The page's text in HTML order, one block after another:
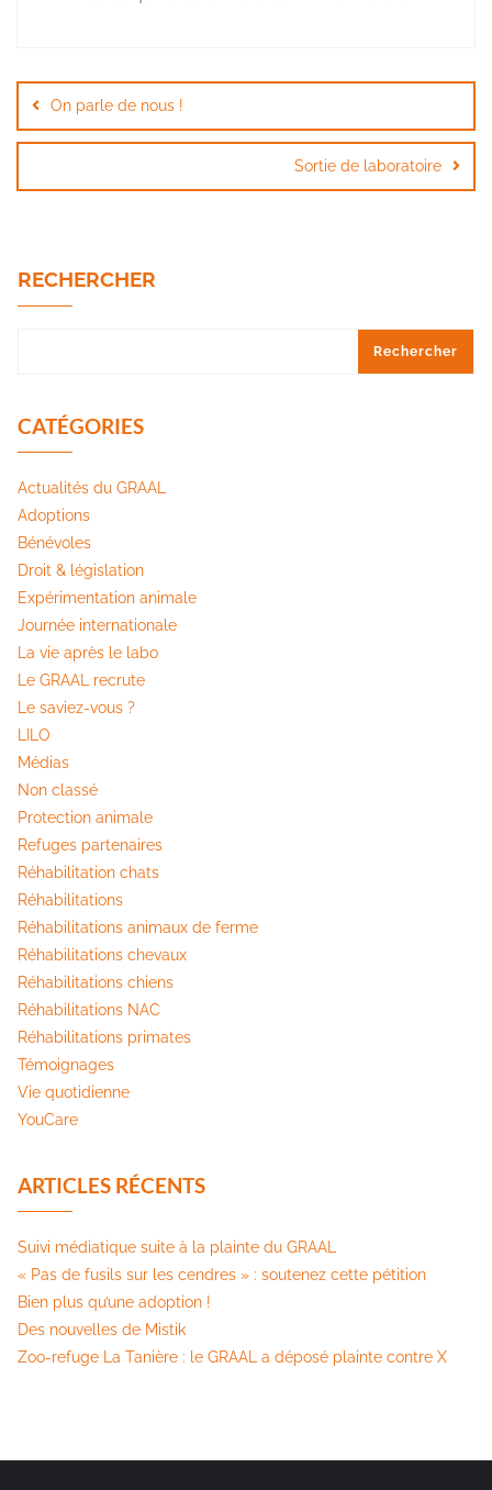
de
l’article
On parle de nous !
Sortie de laboratoire
RECHERCHER
Rechercher
CATÉGORIES
Actualités du GRAAL
Adoptions
Bénévoles
Droit & législation
Expérimentation animale
Journée internationale
La vie après le labo
Le GRAAL recrute
Le saviez-vous ?
LILO
Médias
Non classé
Protection animale
Refuges partenaires
Réhabilitation chats
Réhabilitations
Réhabilitations animaux de ferme
Réhabilitations chevaux
Réhabilitations chiens
Réhabilitations NAC
Réhabilitations primates
Témoignages
Vie quotidienne
YouCare
ARTICLES RÉCENTS
Suivi médiatique suite à la plainte du GRAAL
« Pas de fusils sur les cendres » : soutenez cette pétition​
Bien plus qu’une adoption !
Des nouvelles de Mistik
Zoo-refuge La Tanière : le GRAAL a déposé plainte contre X